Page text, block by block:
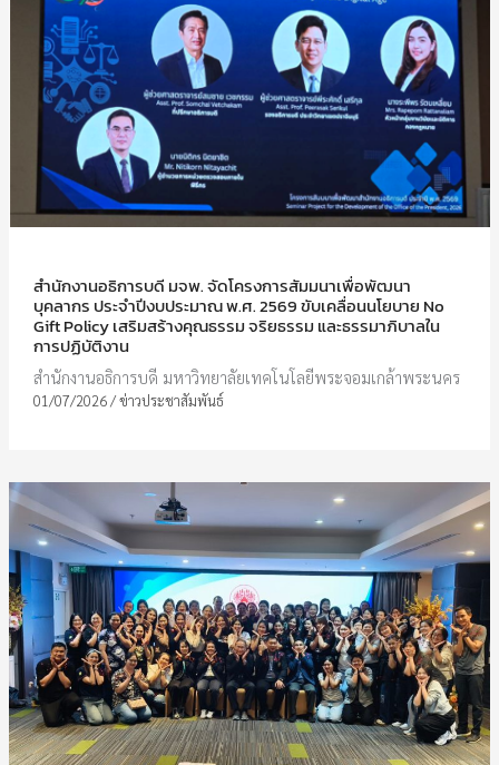
สำนักงานอธิการบดี มจพ. จัดโครงการสัมมนาเพื่อพัฒนา
บุคลากร ประจำปีงบประมาณ พ.ศ. 2569 ขับเคลื่อนนโยบาย No
Gift Policy เสริมสร้างคุณธรรม จริยธรรม และธรรมาภิบาลใน
การปฏิบัติงาน
สำนักงานอธิการบดี มหาวิทยาลัยเทคโนโลยีพระจอมเกล้าพระนคร
01/07/2026/ข่าวประชาสัมพันธ์